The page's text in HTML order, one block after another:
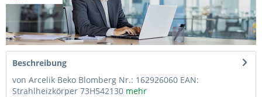
Beschreibung
von Arcelik Beko Blomberg Nr.: 162926060 EAN:
Strahlheizkörper 73H542130 mehr